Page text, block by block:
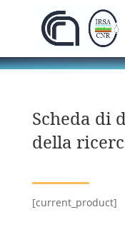
Scheda di
della
[current_product]